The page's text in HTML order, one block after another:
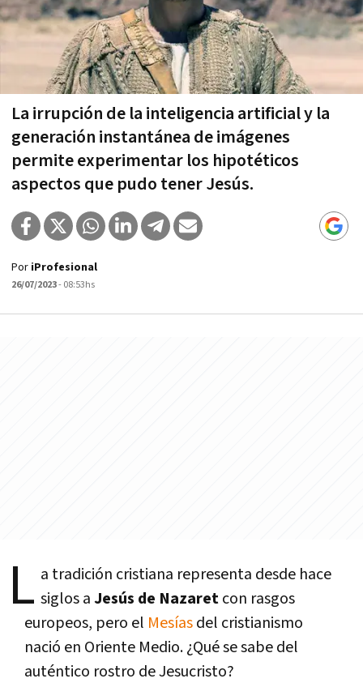
La irrupción de la inteligencia artificial y la
generación instantánea de imágenes
permite experimentar los hipotéticos
aspectos que pudo tener Jesús.
Por iProfesional
26/07/2023- 08:53hs
L a tradición cristiana representa desde hace
siglos aJesús de Nazaretcon rasgos
europeos, pero el Mesíasdel cristianismo
nació en Oriente Medio. ¿Qué se sabe del
auténtico rostro de Jesucristo?